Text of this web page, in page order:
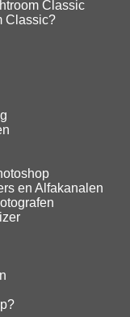
Classic
Classic?
en Alfakanalen